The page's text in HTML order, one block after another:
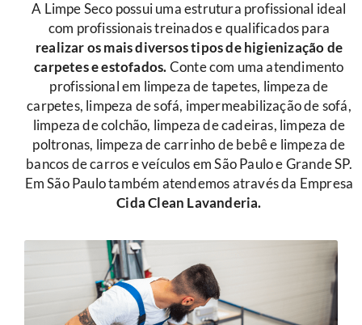
A Limpe Seco possui uma estrutura profissional ideal
com profissionais treinados e qualificados para
realizar os mais diversos tipos de higienização de
carpetes e estofados. Conte com uma atendimento
profissional em limpeza de tapetes, limpeza de
carpetes, limpeza de sofá, impermeabilização de sofá,
limpeza de colchão, limpeza de cadeiras, limpeza de
poltronas, limpeza de carrinho de bebê e limpeza de
bancos de carros e veículos em São Paulo e Grande SP.
Em São Paulo também atendemos através da Empresa
Cida Clean Lavanderia.